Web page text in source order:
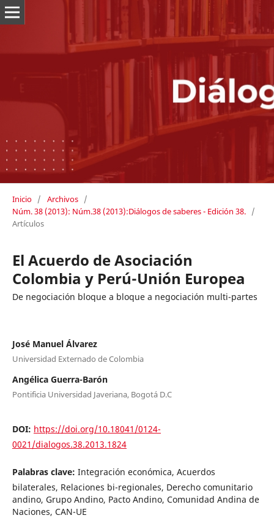
Inicio / Archivos /
Núm. 38 (2013): Núm.38 (2013):Diálogos de saberes - Edición 38. /
Artículos
El Acuerdo de Asociación
Colombia y Perú-Unión Europea
De negociación bloque a bloque a negociación multi-partes
José Manuel Álvarez
Universidad Externado de Colombia
Angélica Guerra-Barón
Pontificia Universidad Javeriana, Bogotá D.C
DOI: https://doi.org/10.18041/0124-
0021/dialogos.38.2013.1824
Palabras clave: Integración económica, Acuerdos
bilaterales, Relaciones bi-regionales, Derecho comunitario
andino, Grupo Andino, Pacto Andino, Comunidad Andina de
Naciones, CAN-UE